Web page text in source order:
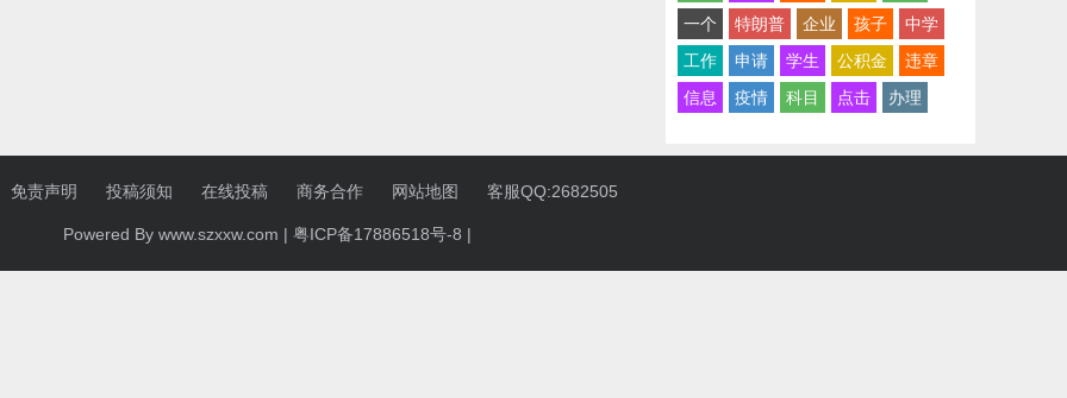
一个
特朗普 企业 孩子
中学
工作
申请 学生 公积金
违章
信息
疫情 科目 点击 办理
免责声明 投稿须知 在线投稿 商务合作 网站地图 客服QQ:2682505
Powered By www.szxxw.com | 粤ICP备17886518号-8 |